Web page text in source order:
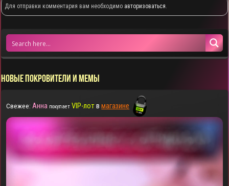
Для отправки комментария вам необходимо авторизоваться.
НОВЫЕ ПОКРОВИТЕЛИ И МЕМЫ
Свежее: Анна покупает VIP-лотвмагазине